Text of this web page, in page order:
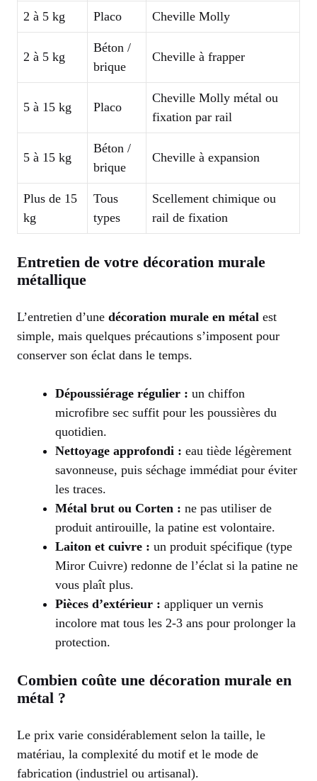
2 à 5 kg Placo Cheville Molly
2 à 5 kg
Béton /
brique
Cheville à frapper
5 à 15 kg Placo
Cheville Molly métal ou
fixation par rail
5 à 15 kg
Béton /
brique
Cheville à expansion
Plus de 15
kg
Tous
types
Scellement chimique ou
rail de fixation
Entretien de votre décoration murale
métallique
L’entretien d’une décoration murale en métal est
simple, mais quelques précautions s’imposent pour
conserver son éclat dans le temps.
Dépoussiérage régulier : un chiffon
microfibre sec suffit pour les poussières du
quotidien.
Nettoyage approfondi : eau tiède légèrement
savonneuse, puis séchage immédiat pour éviter
les traces.
Métal brut ou Corten : ne pas utiliser de
produit antirouille, la patine est volontaire.
Laiton et cuivre : un produit spécifique (type
Miror Cuivre) redonne de l’éclat si la patine ne
vous plaît plus.
Pièces d’extérieur : appliquer un vernis
incolore mat tous les 2-3 ans pour prolonger la
protection.
Combien coûte une décoration murale en
métal ?
Le prix varie considérablement selon la taille, le
matériau, la complexité du motif et le mode de
fabrication (industriel ou artisanal).